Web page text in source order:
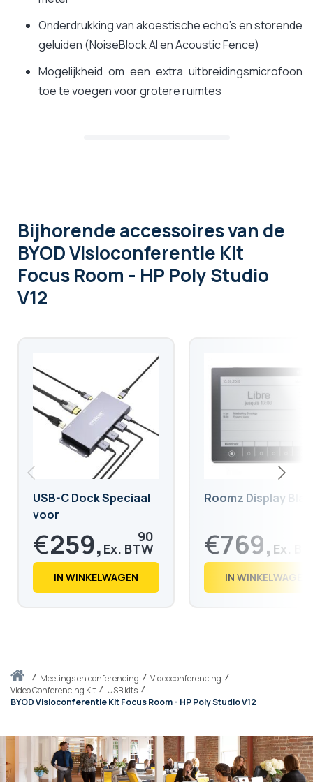
Thuismeetings en conferencing
Videoconferencing
Video Conferencing Kit
USB kits
BYOD Visioconferentie Kit Focus Room - HP Poly Studio V12
Onderdrukking van akoestische echo's en storende
geluiden (NoiseBlock AI en Acoustic Fence)
Mogelijkheid om een extra uitbreidingsmicrofoon
toe te voegen voor grotere ruimtes
Bijhorende accessoiresvan de
BYOD Visioconferentie Kit
Focus Room - HP Poly Studio
V12
USB-C Dock Speciaal
voor
Videovergaderingen
€259, 90
€ 314,
IN WINKELWAGEN
Roomz Display
€769,
€ 930,
IN WINKELWAGEN